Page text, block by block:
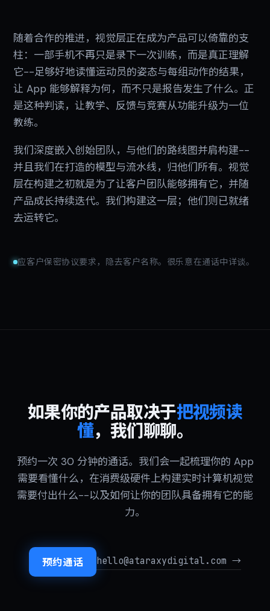
随着合作的推进，视觉层正在成为产品可以倚靠的支
柱：一部手机不再只是录下一次训练，而是真正理解
它--足够好地读懂运动员的姿态与每组动作的结果，
让 App 能够解释为何，而不只是报告发生了什么。正
是这种判读，让教学、反馈与竞赛从功能升级为一位
教练。
我们深度嵌入创始团队，与他们的路线图并肩构建--
并且我们在打造的模型与流水线，归他们所有。视觉
层在构建之初就是为了让客户团队能够拥有它，并随
产品成长持续迭代。我们构建这一层；他们则已就绪
去运转它。
应客户保密协议要求，隐去客户名称。很乐意在通话中详谈。
如果你的产品取决于把视频读
懂，我们聊聊。
预约一次 30 分钟的通话。我们会一起梳理你的 App
需要看懂什么，在消费级硬件上构建实时计算机视觉
需要付出什么--以及如何让你的团队具备拥有它的能
力。
预约通话 hello@ataraxydigital.com →